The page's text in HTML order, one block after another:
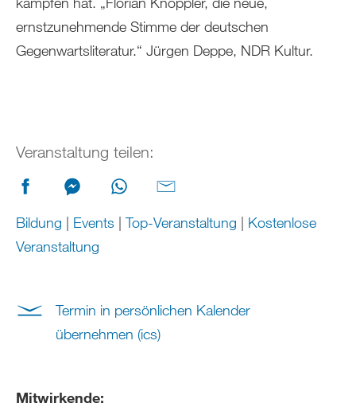
ernstzunehmende Stimme der deutschen
Gegenwartsliteratur.“ Jürgen Deppe, NDR Kultur.
Veranstaltung teilen:
Bildung | Events |Top-Veranstaltung | Kostenlose
Veranstaltung
Termin in persönlichen Kalender
übernehmen (ics)
Mitwirkende: